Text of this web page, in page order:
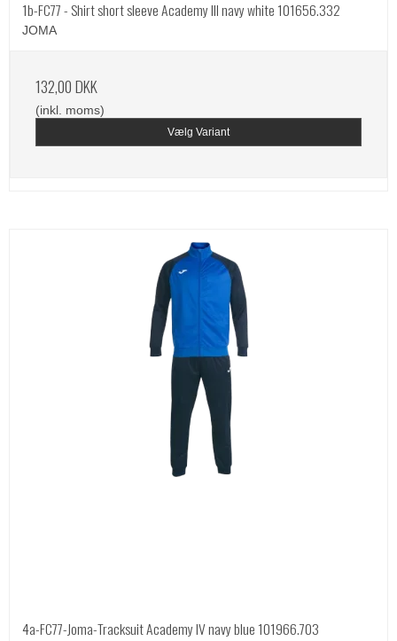
1b-FC77 - Shirt short sleeve Academy III navy white 101656.332
JOMA
132,00 DKK
(inkl. moms)
Vælg Variant
4a-FC77-Joma-Tracksuit Academy IV navy blue 101966.703